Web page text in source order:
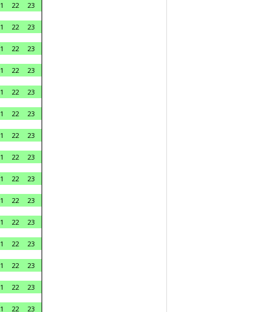
22 23
22 23
22 23
22 23
22 23
22 23
22 23
22 23
22 23
22 23
22 23
22 23
22 23
22 23
22 23